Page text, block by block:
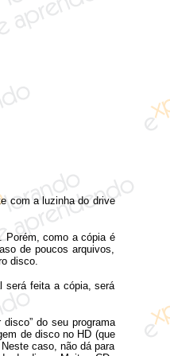
com a luzinha do drive
Porém, como a cópia é
de poucos arquivos,
disco.
será feita a cópia, será
do seu programa
de disco no HD (que
caso, não dá para